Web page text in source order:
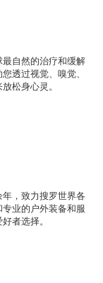
自然的治疗和缓解
透过视觉、嗅觉、
松身心灵。
，致力搜罗世界各
业的户外装备和服
者选择。